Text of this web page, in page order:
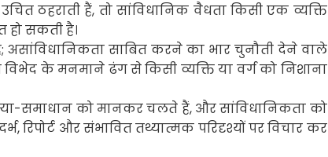
ठहराती हैं, तो सांविधानिक वैधता किसी एक व्यक्ति
हो सकती है।
;असांविधानिकता साबित करने का भार चुनौती देने वाले
विभेद के मनमाने ढंग से किसी व्यक्ति या वर्ग को निशाना
समाधान को मानकर चलते हैं, और सांविधानिकता को
,रिपोर्ट और संभावित तथ्यात्मक परिदृश्यों पर विचार कर